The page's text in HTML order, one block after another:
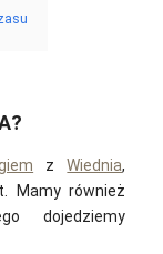
zWiednia,
Mamy również
dojedziemy